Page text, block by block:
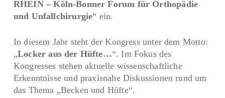
RHEIN –Köln-Bonner Forum für Orthopädie
und Unfallchirurgie“ ein.
In diesem Jahr steht der Kongress unter dem Motto:
„Locker aus der Hüfte…“. Im Fokus des
Kongresses stehen aktuelle wissenschaftliche
Erkenntnisse und praxisnahe Diskussionen rund um
das Thema „Becken und Hüfte“.